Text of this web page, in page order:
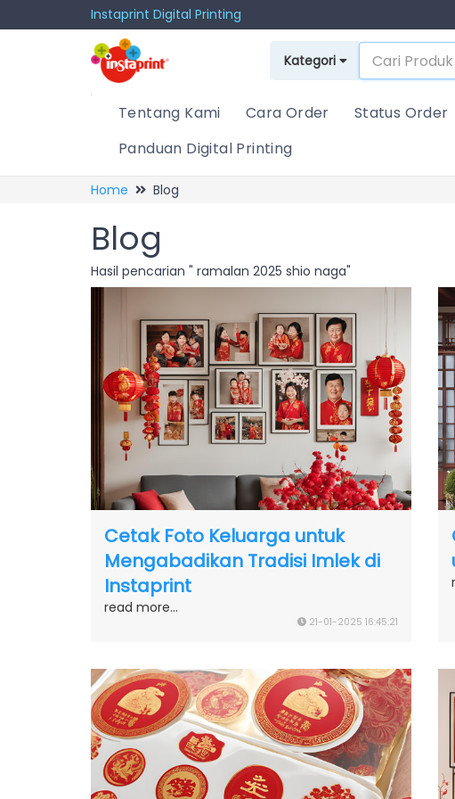
Instaprint Digital Printing
Kategori
Tentang Kami Cara Order Status Order
Panduan Digital Printing
Home Blog
Blog
Hasil pencarian " ramalan 2025 shio naga"
Cetak Foto Keluarga untuk
Mengabadikan Tradisi Imlek di
Instaprint
read more...
21-01-2025 16:45:21